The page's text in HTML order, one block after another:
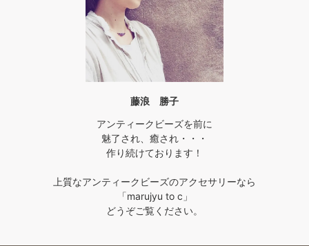
藤浪 勝子
アンティークビーズを前に
魅了され、癒され・・・
作り続けております！
上質なアンティークビーズのアクセサリーなら
「marujyu to c」
どうぞご覧ください。